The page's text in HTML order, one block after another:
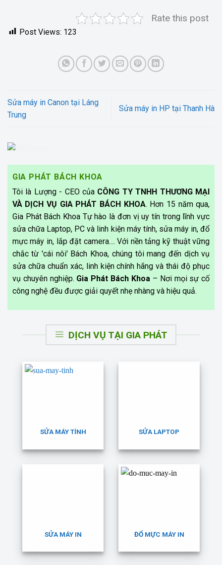
Rate this post
Post Views: 123
Sửa máy in Canon tại Láng
Trung
Sửa máy in HP tại Thanh Hà
GIA PHÁT BÁCH KHOA
Tôi là Lượng - CEO của CÔNG TY TNHH THƯƠNG MẠI
VÀ DỊCH VỤ GIA PHÁT BÁCH KHOA. Hơn 15 năm qua,
Gia Phát Bách Khoa Tự hào là đơn vị uy tín trong lĩnh vực
sửa chữa Laptop, PC và linh kiện máy tính, sửa máy in, đổ
mực máy in, lắp đặt camera.... Với nền tảng kỹ thuật vững
chắc từ 'cái nôi' Bách Khoa, chúng tôi mang đến dịch vụ
sửa chữa chuẩn xác, linh kiện chính hãng và thái độ phục
vụ chuyên nghiệp. Gia Phát Bách Khoa– Nơi mọi sự cố
công nghệ đều được giải quyết nhẹ nhàng và hiệu quả.
DỊCH VỤ TẠI GIA PHÁT
SỬA MÁY TÍNH SỬA LAPTOP
SỬA MÁY IN ĐỔ MỰC MÁY IN